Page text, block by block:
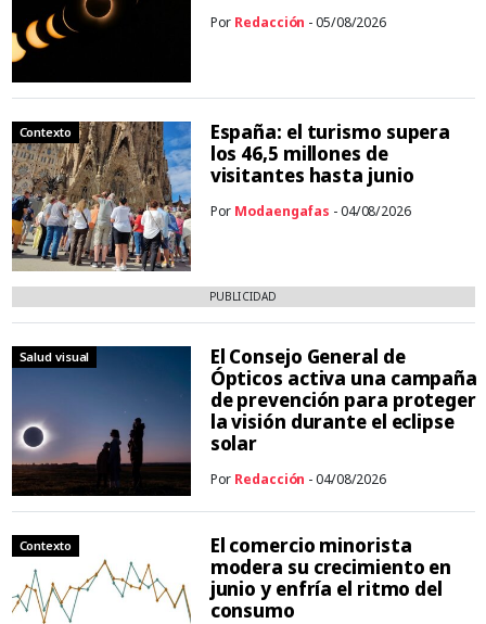
Por Redacción - 05/08/2026
Contexto
España: el turismo supera
los 46,5 millones de
visitantes hasta junio
Por Modaengafas - 04/08/2026
PUBLICIDAD
Salud visual
El Consejo General de
Ópticos activa una campaña
de prevención para proteger
la visión durante el eclipse
solar
Por Redacción - 04/08/2026
Contexto
El comercio minorista
modera su crecimiento en
junio y enfría el ritmo del
consumo